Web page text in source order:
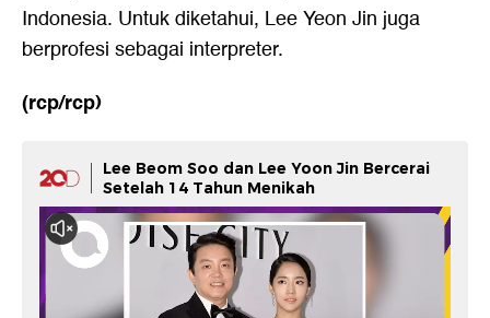
Indonesia. Untuk diketahui, Lee Yeon Jin juga
berprofesi sebagai interpreter.
(rcp/rcp)
Lee Beom Soo dan Lee Yoon Jin Bercerai
Setelah 14 Tahun Menikah